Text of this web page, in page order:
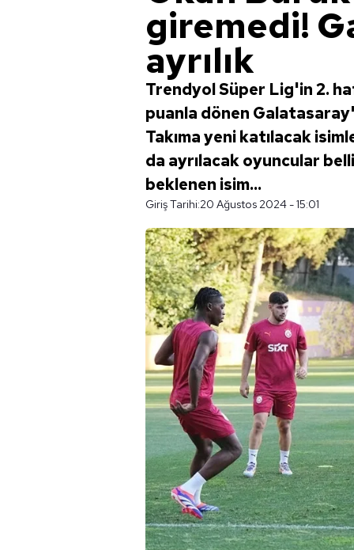
giremedi!
ayrılık
Trendyol Süper Lig'in 2.
puanla dönen
Takıma yeni katılacak
da ayrılacak oyuncular
beklenen isim...
Giriş Tarihi:20 Ağustos 2024 - 15:01